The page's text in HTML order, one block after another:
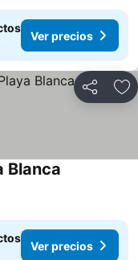
Ver precios
Compartir
Blanca
Ver precios